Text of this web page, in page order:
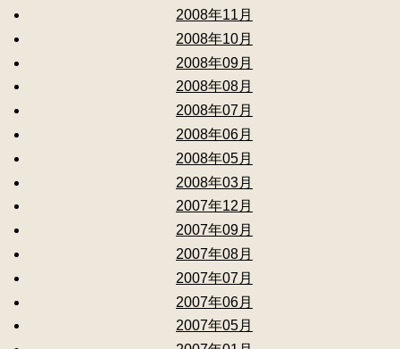
2008年11月
2008年10月
2008年09月
2008年08月
2008年07月
2008年06月
2008年05月
2008年03月
2007年12月
2007年09月
2007年08月
2007年07月
2007年06月
2007年05月